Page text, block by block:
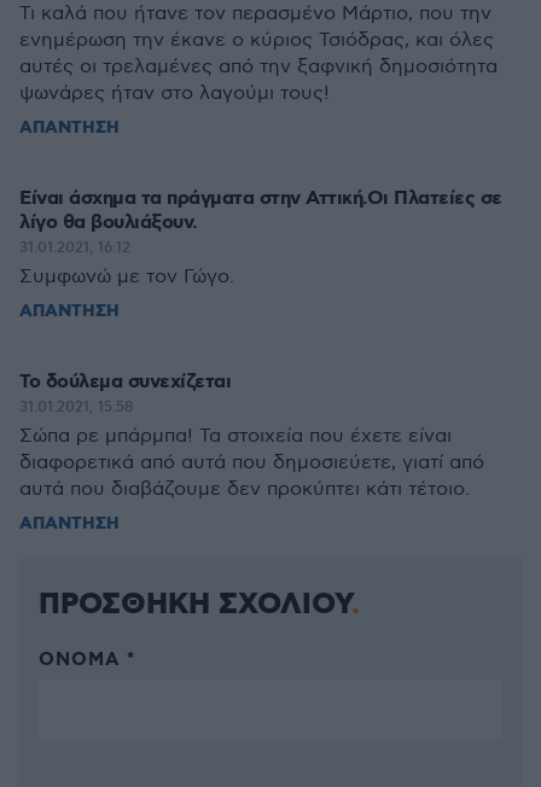
Τι καλά που ήτανε τον περασμένο Μάρτιο, που την
ενημέρωση την έκανε ο κύριος Τσιόδρας, και όλες
αυτές οι τρελαμένες από την ξαφνική δημοσιότητα
ψωνάρες ήταν στο λαγούμι τους!
ΑΠΑΝΤΗΣΗ
Είναι άσχημα τα πράγματα στην Αττική.Οι Πλατείες σε
λίγο θα βουλιάξουν.
31.01.2021, 16:12
Συμφωνώ με τον Γώγο.
ΑΠΑΝΤΗΣΗ
Το δούλεμα συνεχίζεται
31.01.2021, 15:58
Σώπα ρε μπάρμπα! Τα στοιχεία που έχετε είναι
διαφορετικά από αυτά που δημοσιεύετε, γιατί από
αυτά που διαβάζουμε δεν προκύπτει κάτι τέτοιο.
ΑΠΑΝΤΗΣΗ
ΠΡΟΣΘΗΚΗ ΣΧΟΛΙΟΥ
ΌΝΟΜΑ *